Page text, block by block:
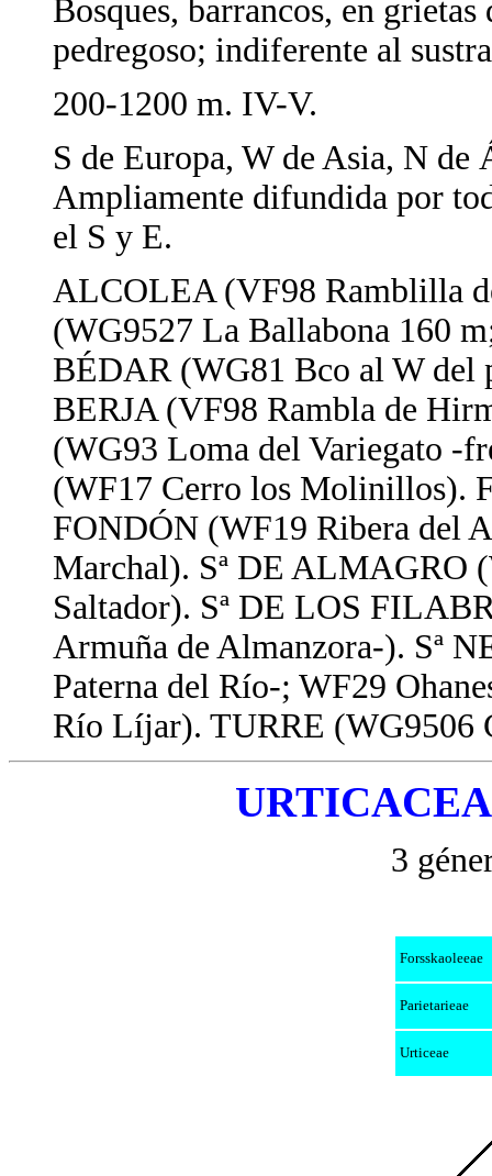
Bosques, barrancos, en
pedregoso; indiferente al
200-1200 m. IV-V.
S de Europa, W de Asia, N de
Ampliamente difundida por
el S y E.
ALCOLEA (VF98 Ramblilla
(WG9527 La Ballabona 160
BÉDAR (WG81 Bco al W del
BERJA (VF98 Rambla de
(WG93 Loma del Variegato -
(WF17 Cerro los Molinillos).
FONDÓN (WF19 Ribera del
Marchal). Sª DE ALMAGRO
Saltador). Sª DE LOS
Armuña de Almanzora-). Sª
Paterna del Río-; WF29
Río Líjar). TURRE (WG9506
3
Forsskaoleeae
Parietarieae
Urticeae